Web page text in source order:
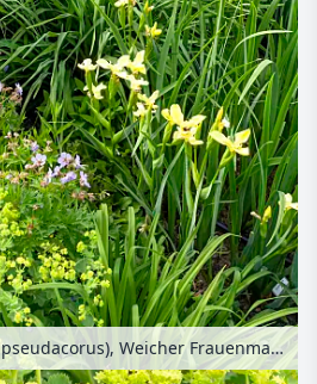
Sumpfschwertlilie (Iris pseudacorus), Weicher Frauenmantel (Alchemilla mollis) und Prächtiger Storchschnabel (Geranium x magnificum)